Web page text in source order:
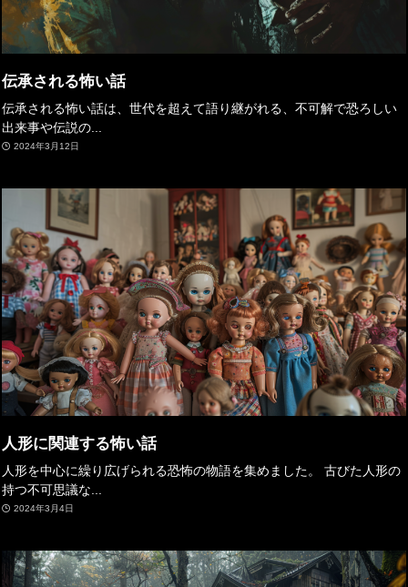
伝承される怖い話
伝承される怖い話は、世代を超えて語り継がれる、不可解で恐ろしい
出来事や伝説の...
2024年3月12日
人形に関連する怖い話
人形を中心に繰り広げられる恐怖の物語を集めました。 古びた人形の
持つ不可思議な...
2024年3月4日